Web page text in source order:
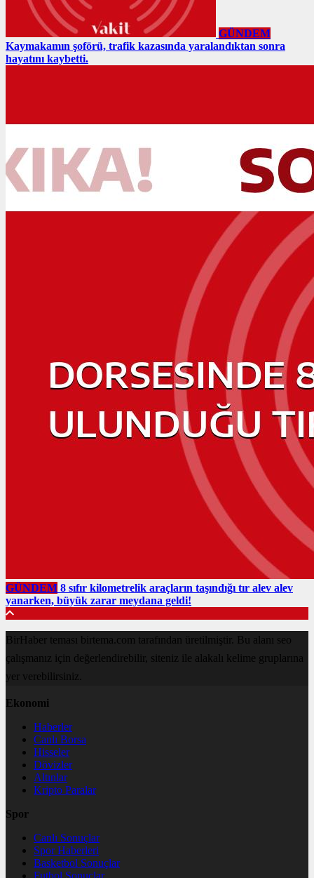
GÜNDEM
Kaymakamın şoförü, trafik kazasında yaralandıktan sonra
hayatını kaybetti.
GÜNDEM 8 sıfır kilometrelik araçların taşındığı tır alev alev
yanarken, büyük zarar meydana geldi!
BirHaber teması birtema.com tarafından üretilmiştir. Bu alanı seo
çalışmanız için değerlendirebilir, siteniz ile alakalı kelime gruplarına
yer verebilirsiniz.
Ekonomi
Haberler
Canlı Borsa
Hisseler
Dövizler
Altınlar
Kripto Paralar
Spor
Canlı Sonuçlar
Spor Haberleri
Basketbol Sonuçlar
Futbol Sonuçlar